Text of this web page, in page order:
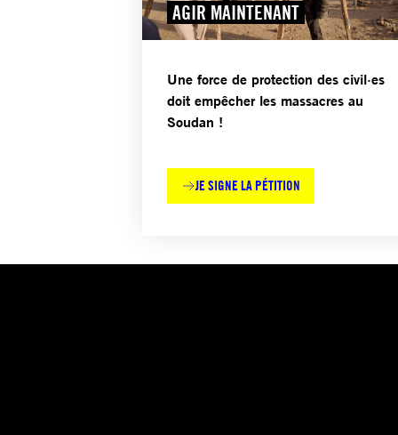
AGIR MAINTENANT
Une force de protection des civil·es
doit empêcher les massacres au
Soudan !
JE SIGNE LA PÉTITION